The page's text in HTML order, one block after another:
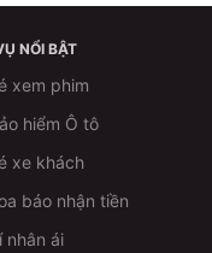
NỔI BẬT
xem phim
hiểm Ô tô
xe khách
báo nhận tiền
nhân ái